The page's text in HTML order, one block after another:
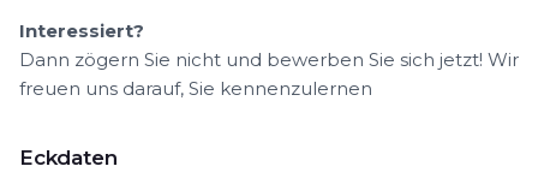
Interessiert?
Dann zögern Sie nicht und bewerben Sie sich jetzt! Wir
freuen uns darauf, Sie kennenzulernen
Eckdaten